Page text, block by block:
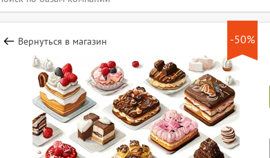
-50%
Вернуться в магазин